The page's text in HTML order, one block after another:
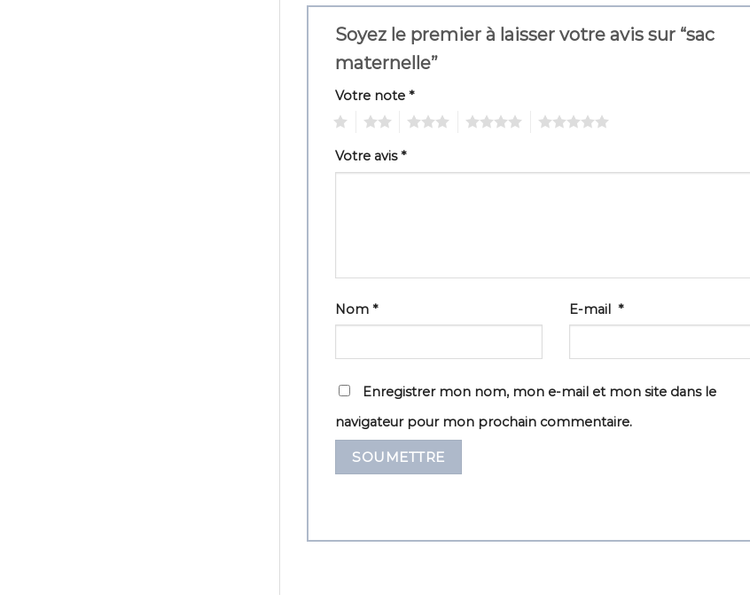
Soyez le premier à laisser votre avis sur “sac
maternelle”
Votre note *
Votre avis*
Nom * E-mail*
Enregistrer mon nom, mon e-mail et mon site dans le
navigateur pour mon prochain commentaire.